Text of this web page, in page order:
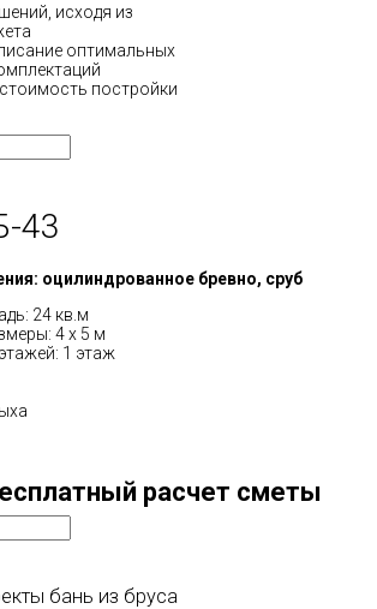
исходя из
оптимальных
постройки
43
оцилиндрованное бревно, сруб
24 кв.м
4 x 5 м
1 этаж
расчет сметы
бань из бруса